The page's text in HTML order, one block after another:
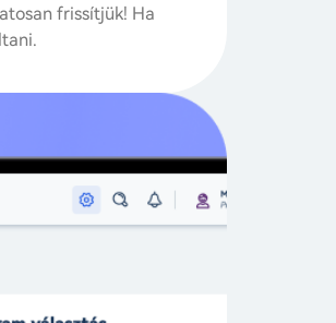
frissítjük! Ha